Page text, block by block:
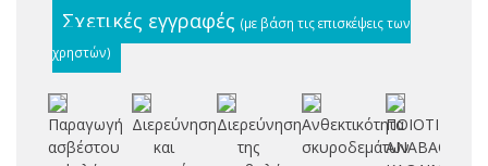
Σχετικές εγγραφές (με βάση τις επισκέψεις των
χρηστών)
Παραγωγή
ασβέστου
Διερεύνηση
και
Διερεύνηση
της
Ανθεκτικότητα
σκυροδεμάτων
ΠΟΙΟΤΙΚΗ